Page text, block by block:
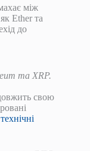
між
Ether та
до
та XRP.
свою